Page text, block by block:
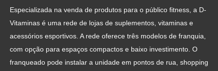
Sucesso
Especializada na venda de produtos para o público fitness, a D-
Vitaminas é uma rede de lojas de suplementos, vitaminas e
acessórios esportivos. A rede oferece três modelos de franquia,
com opção para espaços compactos e baixo investimento. O
franqueado pode instalar a unidade em pontos de rua, shopping